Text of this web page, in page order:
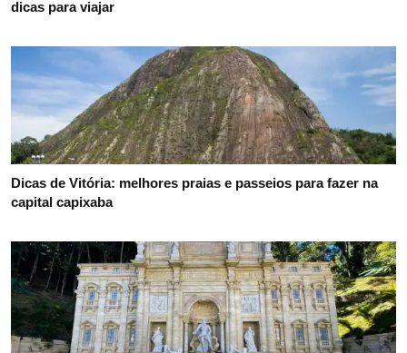
dicas para viajar
Dicas de Vitória: melhores praias e passeios para fazer na
capital capixaba